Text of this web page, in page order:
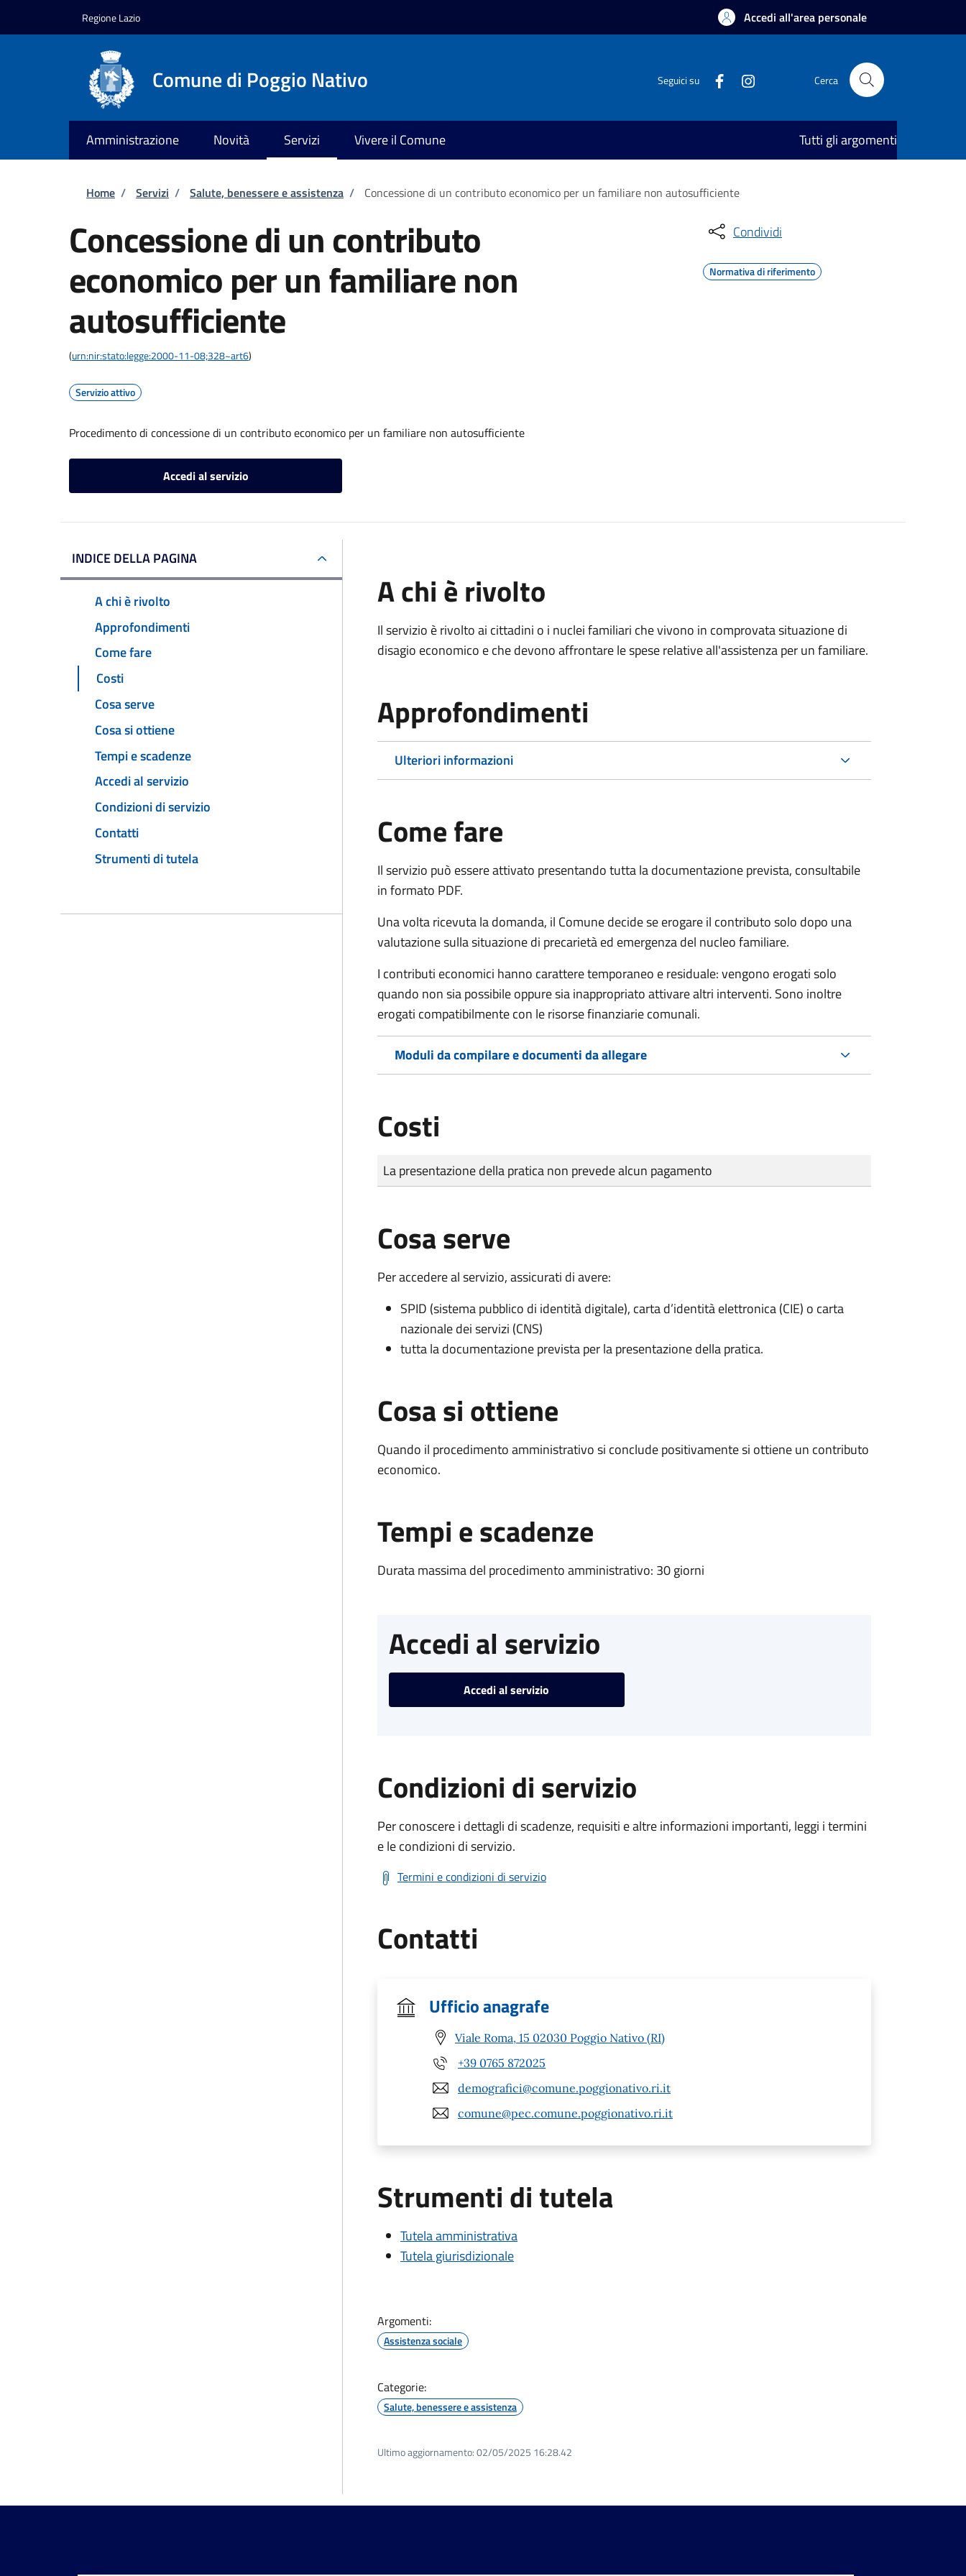
Regione Lazio Accedi all'area personale
Comune di Poggio Nativo Seguici su Cerca
Amministrazione Novità Servizi Vivere il Comune Tutti gli argomenti
Briciole di pane
Home / Servizi / Salute, benessere e assistenza / Concessione di un contributo economico per un familiare non autosufficiente
Concessione di un contributo
economico per un familiare non
autosufficiente
(urn:nir:stato:legge:2000-11-08;328~art6)
Servizio attivo
Procedimento di concessione di un contributo economico per un familiare non autosufficiente
Accedi al servizio
Condividi
Normativa di riferimento
INDICE DELLA PAGINA
A chi è rivolto
Approfondimenti
Come fare
Costi
Cosa serve
Cosa si ottiene
Tempi e scadenze
Accedi al servizio
Condizioni di servizio
Contatti
Strumenti di tutela
A chi è rivolto
Il servizio è rivolto ai cittadini o i nuclei familiari che vivono in comprovata situazione di
disagio economico e che devono affrontare le spese relative all'assistenza per un familiare.
Approfondimenti
Ulteriori informazioni
Come fare
Il servizio può essere attivato presentando tutta la documentazione prevista, consultabile
in formato PDF.
Una volta ricevuta la domanda, il Comune decide se erogare il contributo solo dopo una
valutazione sulla situazione di precarietà ed emergenza del nucleo familiare.
I contributi economici hanno carattere temporaneo e residuale: vengono erogati solo
quando non sia possibile oppure sia inappropriato attivare altri interventi. Sono inoltre
erogati compatibilmente con le risorse finanziarie comunali.
Moduli da compilare e documenti da allegare
Costi
Tipo di pagamento
Importo
La presentazione della pratica non prevede alcun pagamento
Cosa serve
Per accedere al servizio, assicurati di avere:
SPID (sistema pubblico di identità digitale), carta d’identità elettronica (CIE) o carta
nazionale dei servizi (CNS)
tutta la documentazione prevista per la presentazione della pratica.
Cosa si ottiene
Quando il procedimento amministrativo si conclude positivamente si ottiene un contributo
economico.
Tempi e scadenze
Durata massima del procedimento amministrativo: 30 giorni
Accedi al servizio
Accedi al servizio
Condizioni di servizio
Per conoscere i dettagli di scadenze, requisiti e altre informazioni importanti, leggi i termini
e le condizioni di servizio.
Termini e condizioni di servizio
Contatti
Ufficio anagrafe
Viale Roma, 15 02030 Poggio Nativo (RI)
+39 0765 872025
demografici@comune.poggionativo.ri.it
comune@pec.comune.poggionativo.ri.it
Strumenti di tutela
Tutela amministrativa
Tutela giurisdizionale
Argomenti:
Assistenza sociale
Categorie:
Salute, benessere e assistenza
Ultimo aggiornamento:02/05/2025 16:28.42